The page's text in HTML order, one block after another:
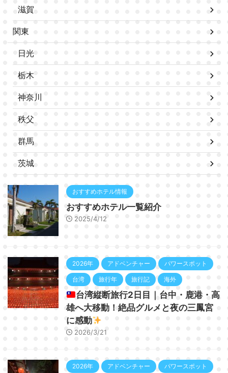
滋賀
関東
日光
栃木
神奈川
秩父
群馬
茨城
おすすめホテル情報
おすすめホテル一覧紹介
2025/4/12
2026年 アドベンチャー パワースポット
台湾 旅行年 旅行記 海外
台湾縦断旅行2日目｜台中・鹿港・高
雄へ大移動！絶品グルメと夜の三鳳宮
に感動
2026/3/21
2026年 アドベンチャー パワースポット